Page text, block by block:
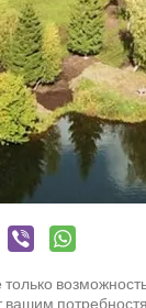
только
вашим